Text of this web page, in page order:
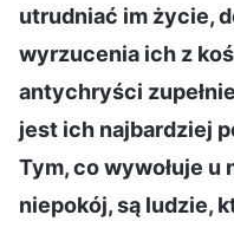
utrudniać im życie,
wyrzucenia ich z
antychryści
jest ich najbardziej
Tym, co wywołuje
niepokój, są ludzie,